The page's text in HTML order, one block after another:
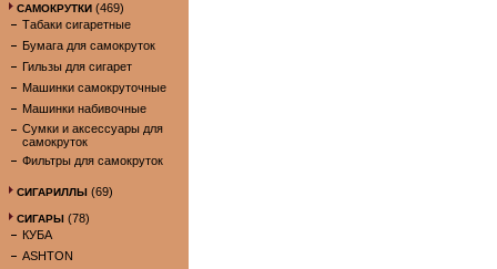
САМОКРУТКИ (469)
Табаки сигаретные
Бумага для самокруток
Гильзы для сигарет
Машинки самокруточные
Машинки набивочные
Сумки и аксессуары для
самокруток
Фильтры для самокруток
СИГАРИЛЛЫ (69)
СИГАРЫ (78)
КУБА
ASHTON